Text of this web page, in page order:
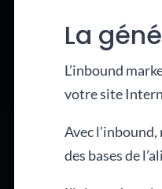
La
L’inbound
votre site
Avec
des bases de